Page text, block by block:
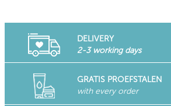
DELIVERY
2-3 working days
GRATIS PROEFSTALEN
with every order